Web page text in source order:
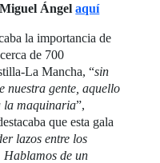
Ángelaquí
la importancia de
de 700
La Mancha, “sin
nuestra gente, aquello
la maquinaria”,
que esta gala
lazos entre los
Hablamos de un